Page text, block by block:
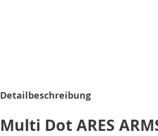
Detailbeschreibung
Multi Dot ARES